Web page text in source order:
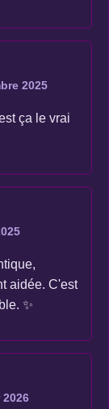
2025
ça le vrai
aidée. C'est
✨
2026